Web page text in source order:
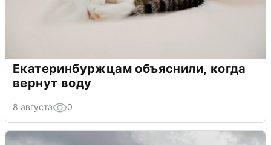
Екатеринбуржцам объяснили, когда
вернут воду
8 августа 0